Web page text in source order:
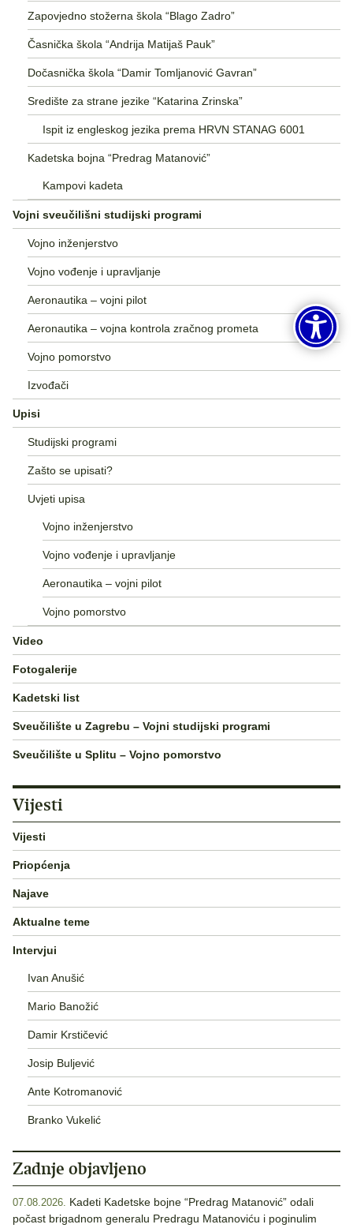
Zapovjedno stožerna škola “Blago Zadro”
Časnička škola “Andrija Matijaš Pauk”
Dočasnička škola “Damir Tomljanović Gavran”
Središte za strane jezike “Katarina Zrinska”
Ispit iz engleskog jezika prema HRVN STANAG 6001
Kadetska bojna “Predrag Matanović”
Kampovi kadeta
Vojni sveučilišni studijski programi
Vojno inženjerstvo
Vojno vođenje i upravljanje
Aeronautika – vojni pilot
Aeronautika – vojna kontrola zračnog prometa
Vojno pomorstvo
Izvođači
Upisi
Studijski programi
Zašto se upisati?
Uvjeti upisa
Vojno inženjerstvo
Vojno vođenje i upravljanje
Aeronautika – vojni pilot
Vojno pomorstvo
Video
Fotogalerije
Kadetski list
Sveučilište u Zagrebu – Vojni studijski programi
Sveučilište u Splitu – Vojno pomorstvo
Vijesti
Vijesti
Priopćenja
Najave
Aktualne teme
Intervjui
Ivan Anušić
Mario Banožić
Damir Krstičević
Josip Buljević
Ante Kotromanović
Branko Vukelić
Zadnje objavljeno
07.08.2026. Kadeti Kadetske bojne “Predrag Matanović” odali
počast brigadnom generalu Predragu Matanoviću i poginulim